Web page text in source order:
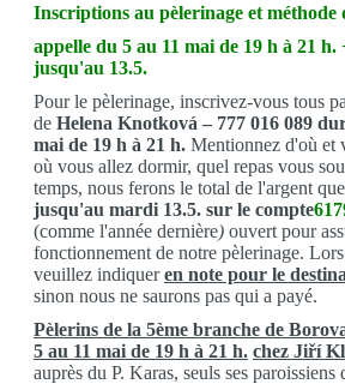
Inscriptions au pèlerinage et méthode
appelle du 5 au 11 mai de 19 h à 21 h.
jusqu'au 13.5.
Pour le pèlerinage, inscrivez-vous tous
de Helena Knotková – 777 016 089
mai de 19 h à 21 h. Mentionnez d'où et
où vous allez dormir, quel repas vous
temps, nous ferons le total de l'argent
jusqu'au mardi 13.5. sur le compte
(comme l'année dernière) ouvert pour
fonctionnement de notre pèlerinage.
veuillez indiqueren note pour le
sinon nous ne saurons pas qui a payé.
Pèlerins de la 5ème branche de
5 au 11 mai de 19 h à 21 h. chez Jiří
auprès du P. Karas, seuls ses